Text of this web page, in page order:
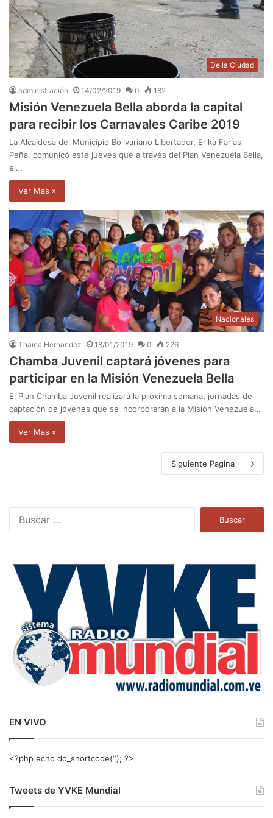
De la Ciudad
administración 14/02/2019 0 182
Misión Venezuela Bella aborda la capital
para recibir los Carnavales Caribe 2019
La Alcaldesa del Municipio Bolivariano Libertador, Erika Farías
Peña, comunicó este jueves que a través del Plan Venezuela Bella,
el…
Ver Mas »
Nacionales
Thaina Hernandez 18/01/2019 0 226
Chamba Juvenil captará jóvenes para
participar en la Misión Venezuela Bella
El Plan Chamba Juvenil realizará la próxima semana, jornadas de
captación de jóvenes que se incorporarán a la Misión Venezuela…
Ver Mas »
Siguiente Pagina
a
EN VIVO
<?php echo do_shortcode(‘‘); ?>
Tweets de YVKE Mundial